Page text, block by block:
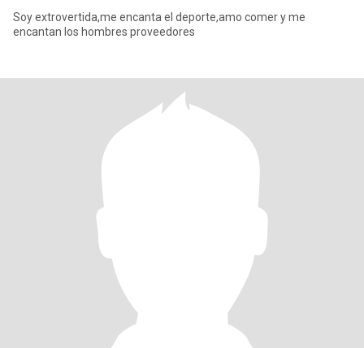
Soy extrovertida,me encanta el deporte,amo comer y me
encantan los hombres proveedores